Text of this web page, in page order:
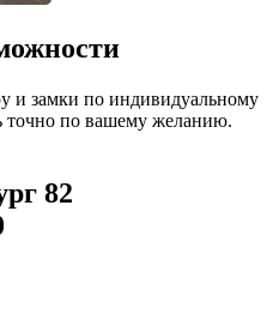
и замки по индивидуальному
точно по вашему желанию.
82